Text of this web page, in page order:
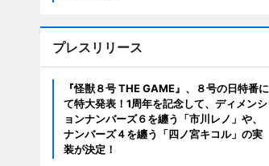
プレスリリース
『怪獣８号 THE GAME』、８号の日特番に
て特大発表！1周年を記念して、ディメンシ
ョンナンバーズ６を纏う「市川レノ」や、
ナンバーズ４を纏う「四ノ宮キコル」の実
装が決定！